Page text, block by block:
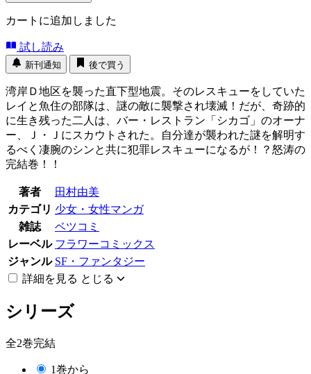
カートに追加しました
試し読み
新刊通知 後で買う
湾岸Ｄ地区を襲った直下型地震。そのレスキューをしていた
レイと魚住の部隊は、謎の敵に襲撃され壊滅！だが、奇跡的
に生き残った二人は、バー・レストラン「シカゴ」のオーナ
ー、Ｊ・Ｊにスカウトされた。自分達が襲われた謎を解明す
るべく凄腕のシンと共に犯罪レスキューになるが！？怒涛の
完結巻！！
著者
田村由美
カテゴリ 少女・女性マンガ
雑誌
ベツコミ
レーベル フラワーコミックス
ジャンル SF・ファンタジー
詳細を見る とじる
シリーズ
全2巻完結
1巻から